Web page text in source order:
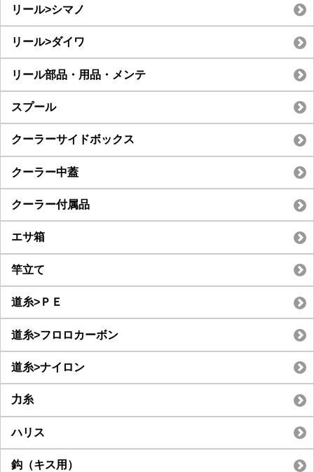
リール>シマノ
リール>ダイワ
リール部品・用品・メンテ
スプール
クーラーサイドボックス
クーラー中蓋
クーラー付属品
エサ箱
竿立て
道糸>ＰＥ
道糸>フロロカーボン
道糸>ナイロン
力糸
ハリス
鈎（キス用）